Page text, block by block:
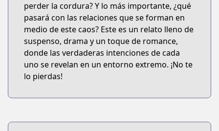
perder la cordura? Y lo más importante, ¿qué
pasará con las relaciones que se forman en
medio de este caos? Este es un relato lleno de
suspenso, drama y un toque de romance,
donde las verdaderas intenciones de cada
uno se revelan en un entorno extremo. ¡No te
lo pierdas!